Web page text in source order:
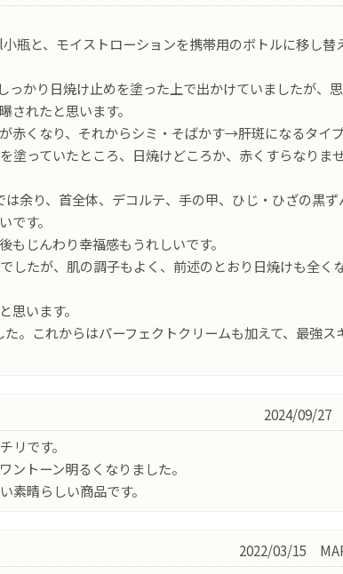
瓶と、モイストローションを携帯用のボトルに移し替
かり日焼け止めを塗った上で出かけていましたが、
されたと思います。
赤くなり、それからシミ・そばかす→肝斑になるタイプ
塗っていたところ、日焼けどころか、赤くすらなりま
余り、首全体、デコルテ、手の甲、ひじ・ひざの黒ず
です。
じんわり幸福感もうれしいです。
したが、肌の調子もよく、前述のとおり日焼けも全く
思います。
。これからはパーフェクトクリームも加えて、最強ス
2024/09/27
リです。
ントーン明るくなりました。
素晴らしい商品です。
2022/03/15